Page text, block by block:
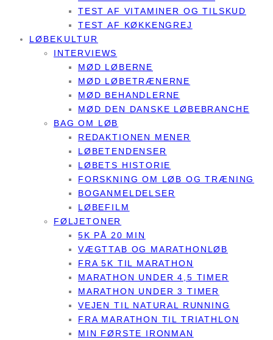
TEST AF VITAMINER OG TILSKUD
TEST AF KØKKENGREJ
LØBEKULTUR
INTERVIEWS
MØD LØBERNE
MØD LØBETRÆNERNE
MØD BEHANDLERNE
MØD DEN DANSKE LØBEBRANCHE
BAG OM LØB
REDAKTIONEN MENER
LØBETENDENSER
LØBETS HISTORIE
FORSKNING OM LØB OG TRÆNING
BOGANMELDELSER
LØBEFILM
FØLJETONER
5K PÅ 20 MIN
VÆGTTAB OG MARATHONLØB
FRA 5K TIL MARATHON
MARATHON UNDER 4,5 TIMER
MARATHON UNDER 3 TIMER
VEJEN TIL NATURAL RUNNING
FRA MARATHON TIL TRIATHLON
MIN FØRSTE IRONMAN